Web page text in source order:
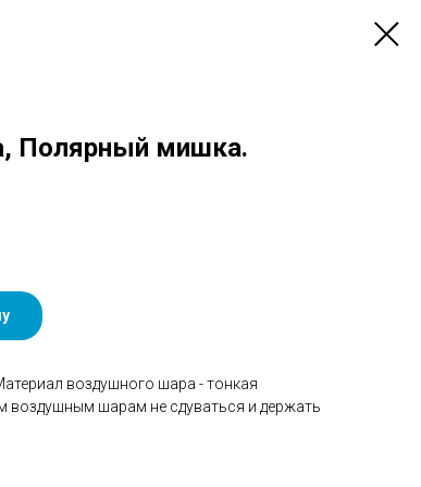
Полярный мишка.
воздушного шара - тонкая
воздушным шарам не сдуваться и держать